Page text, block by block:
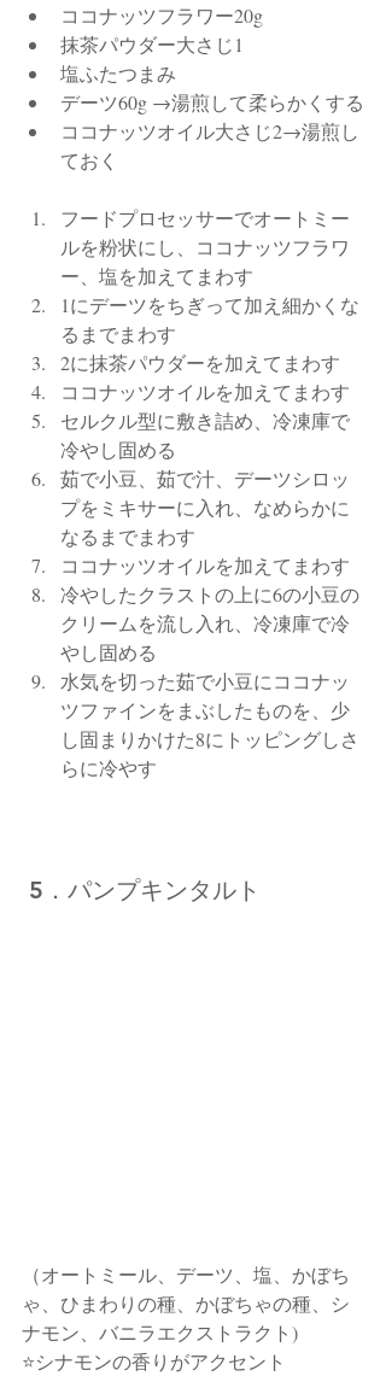
ココナッツフラワー20g
抹茶パウダー大さじ1
塩ふたつまみ
デーツ60g →湯煎して柔らかくする
ココナッツオイル大さじ2→湯煎し
ておく
フードプロセッサーでオートミー
ルを粉状にし、ココナッツフラワ
ー、塩を加えてまわす
1にデーツをちぎって加え細かくな
るまでまわす
2に抹茶パウダーを加えてまわす
ココナッツオイルを加えてまわす
セルクル型に敷き詰め、冷凍庫で
冷やし固める
茹で小豆、茹で汁、デーツシロッ
プをミキサーに入れ、なめらかに
なるまでまわす
ココナッツオイルを加えてまわす
冷やしたクラストの上に6の小豆の
クリームを流し入れ、冷凍庫で冷
やし固める
水気を切った茹で小豆にココナッ
ツファインをまぶしたものを、少
し固まりかけた8にトッピングしさ
らに冷やす
5．パンプキンタルト
（オートミール、デーツ、塩、かぼち
ゃ、ひまわりの種、かぼちゃの種、シ
ナモン、バニラエクストラクト)
⭐シナモンの香りがアクセント